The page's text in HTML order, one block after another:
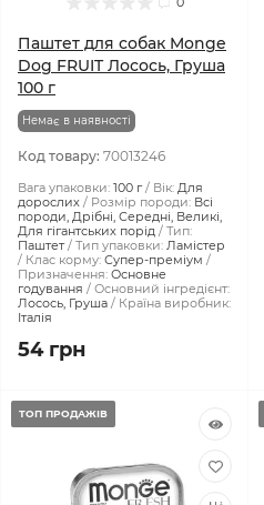
Паштет для собак Monge
Dog FRUIT Лосось, Груша
100 г
Немає в наявності
Код товару: 70013246
Вага упаковки: 100 г Вік: Для
дорослих
Розмір породи: Всі
породи, Дрібні, Середні, Великі,
Для гігантських порід
Тип:
Паштет
Тип упаковки: Ламістер
Клас корму: Супер-преміум
Призначення: Основне
годування
Основний інгредієнт:
Лосось, Груша
Країна виробник:
Італія
54 грн
ТОП ПРОДАЖІВ